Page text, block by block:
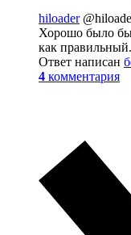
hiloader
Хорошо было бы
как правильный.
Ответ написан
4 комментария